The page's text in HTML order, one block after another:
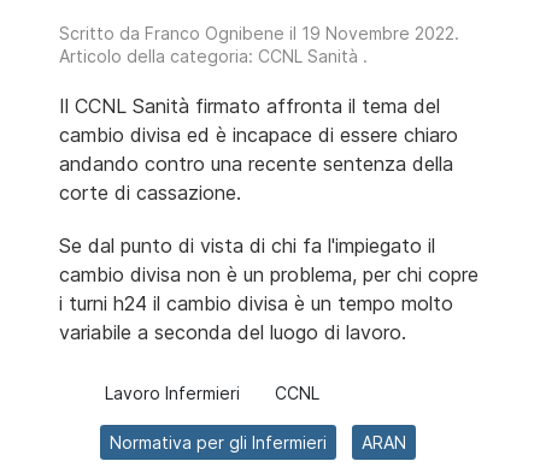
Scritto da Franco Ognibene il 19 Novembre 2022.
Articolo della categoria: CCNL Sanità .
Il CCNL Sanità firmato affronta il tema del
cambio divisa ed è incapace di essere chiaro
andando contro una recente sentenza della
corte di cassazione.
Se dal punto di vista di chi fa l'impiegato il
cambio divisa non è un problema, per chi copre
i turni h24 il cambio divisa è un tempo molto
variabile a seconda del luogo di lavoro.
Lavoro Infermieri CCNL
Normativa per gli Infermieri ARAN